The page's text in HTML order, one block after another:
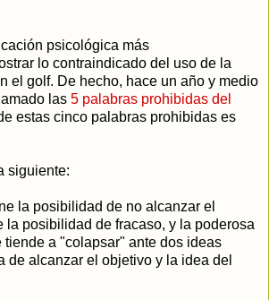
psicológica más
lo contraindicado del uso de la
el golf. De hecho, hace un año y medio
las 5 palabras prohibidas del
estas cinco palabras prohibidas es
siguiente:
la posibilidad de no alcanzar el
la posibilidad de fracaso, y la poderosa
tiende a "colapsar" ante dos ideas
de alcanzar el objetivo y la idea del